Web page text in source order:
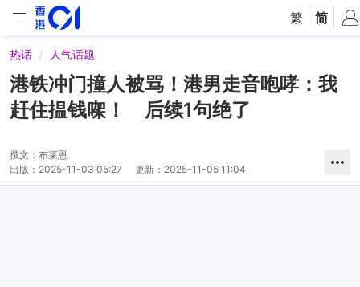
繁 简
热话 人气话题
港铁冲门撞人被骂！港男走音咆哮：我
赶住揾钱㗎！ 后续1句绝了
撰文： 布莱恩
出版： 2025-11-03 05:27 更新： 2025-11-05 11:04